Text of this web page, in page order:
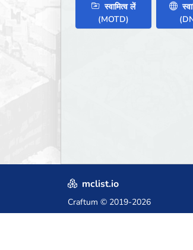
स्वामित्व लें
(MOTD)
mclist.io
Craftum © 2019-2026
Crafted with love in Poland,